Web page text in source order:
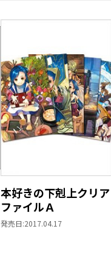
本好きの下剋上クリア
ファイルＡ
発売日:2017.04.17